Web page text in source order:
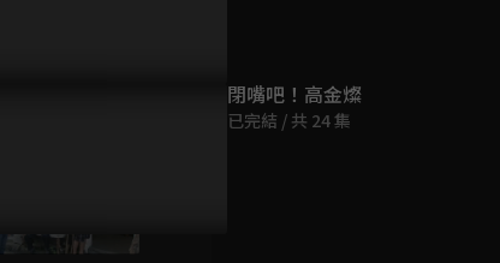
閉嘴吧！高金燦
已完結 / 共 24 集